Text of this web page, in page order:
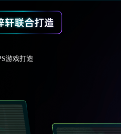
游戏打造